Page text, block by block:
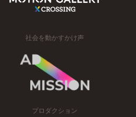
社会を動かすかけ声
プロダクション